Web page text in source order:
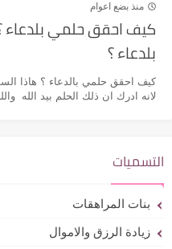
منذ بضع اعوام
كيف احقق حلمي
بلدعاء ؟
كيف احقق حلمي بالدعاء ؟ هاذا
لانه ادرك ان ذلك الحلم بيد الله
التسميات
بنات المراهقات
زيادة الرزق والاموال